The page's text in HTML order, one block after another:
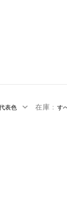
在庫 ：